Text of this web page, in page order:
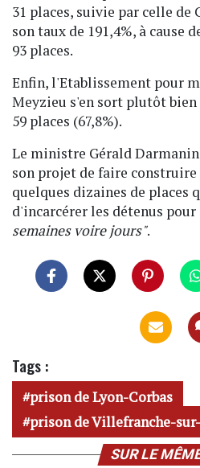
31 places, suivie par celle de
son taux de 191,4%, à cause
93 places.
Enfin, l'Etablissement pour
Meyzieu s'en sort plutôt bien
59 places (67,8%).
Le ministre Gérald
son projet de faire construire
quelques dizaines de
d'incarcérer les détenus pour
semaines voire jours".
Tags :
prison de Lyon-Corbas
prison de Villefranche-
SUR LE